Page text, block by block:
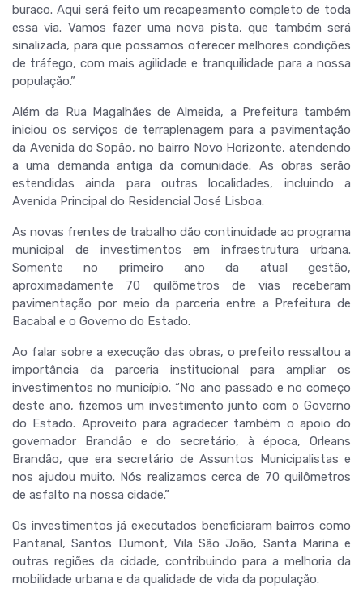
buraco. Aqui será feito um recapeamento completo de toda
essa via. Vamos fazer uma nova pista, que também será
sinalizada, para que possamos oferecer melhores condições
de tráfego, com mais agilidade e tranquilidade para a nossa
população.”
Além da Rua Magalhães de Almeida, a Prefeitura também
iniciou os serviços de terraplenagem para a pavimentação
da Avenida do Sopão, no bairro Novo Horizonte, atendendo
a uma demanda antiga da comunidade. As obras serão
estendidas ainda para outras localidades, incluindo a
Avenida Principal do Residencial José Lisboa.
As novas frentes de trabalho dão continuidade ao programa
municipal de investimentos em infraestrutura urbana.
Somente no primeiro ano da atual gestão,
aproximadamente 70 quilômetros de vias receberam
pavimentação por meio da parceria entre a Prefeitura de
Bacabal e o Governo do Estado.
Ao falar sobre a execução das obras, o prefeito ressaltou a
importância da parceria institucional para ampliar os
investimentos no município. “No ano passado e no começo
deste ano, fizemos um investimento junto com o Governo
do Estado. Aproveito para agradecer também o apoio do
governador Brandão e do secretário, à época, Orleans
Brandão, que era secretário de Assuntos Municipalistas e
nos ajudou muito. Nós realizamos cerca de 70 quilômetros
de asfalto na nossa cidade.”
Os investimentos já executados beneficiaram bairros como
Pantanal, Santos Dumont, Vila São João, Santa Marina e
outras regiões da cidade, contribuindo para a melhoria da
mobilidade urbana e da qualidade de vida da população.